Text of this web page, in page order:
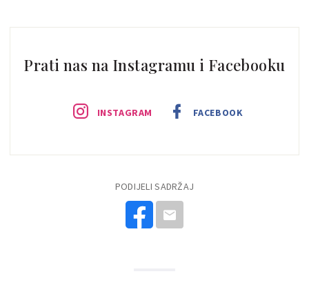
Prati nas na Instagramu i Facebooku
INSTAGRAM FACEBOOK
PODIJELI SADRŽAJ